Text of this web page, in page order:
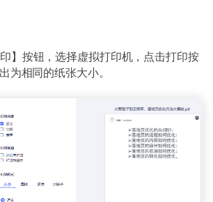
】按钮，选择虚拟打印机，点击打印按
为相同的纸张大小。